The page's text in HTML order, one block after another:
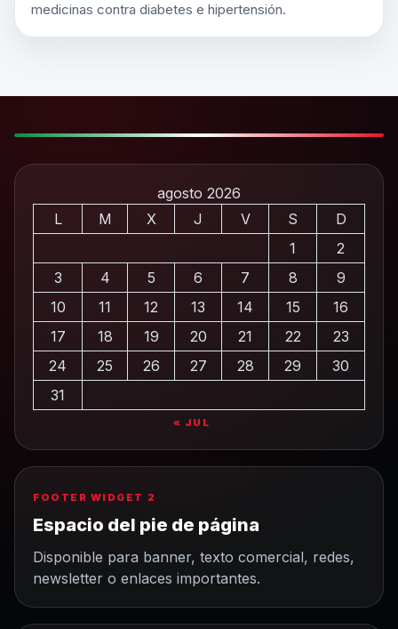
medicinas contra diabetes e hipertensión.
agosto 2026
L
M X J V S
D
1
2
3
4 5 6 7 8
9
10
11 12 13 14 15
16
17
18 19 20 21 22
23
24
25 26 27 28 29
30
31
« JUL
FOOTER WIDGET 2
Espacio del pie de página
Disponible para banner, texto comercial, redes,
newsletter o enlaces importantes.